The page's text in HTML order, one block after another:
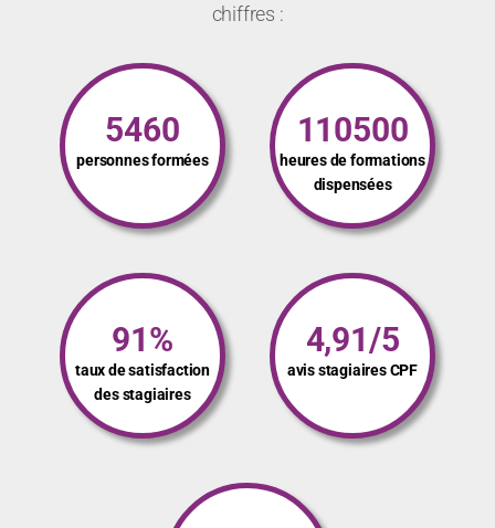
chiffres :
5460
personnes formées
110500
heures de formations
dispensées
91%
taux de satisfaction
des stagiaires
4,91/5
avis stagiaires CPF